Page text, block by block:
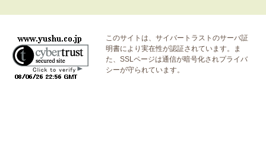
このサイトは、サイバートラストのサーバ証
明書により実在性が認証されています。ま
た、SSLページは通信が暗号化されプライバ
シーが守られています。